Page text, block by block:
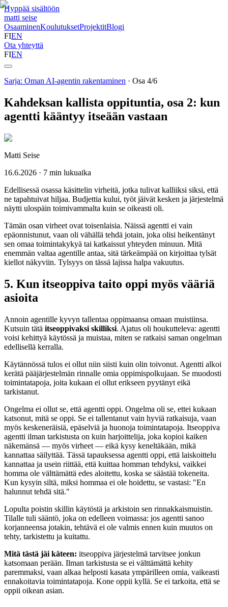
Hyppää sisältöön
matti seise
OsaaminenKoulutuksetProjektitBlogi
FIEN
Ota yhteyttä
FIEN
Sarja: Oman AI-agentin rakentaminen · Osa 4/6
Kahdeksan kallista oppituntia, osa 2: kun
agentti kääntyy itseään vastaan
Matti Seise
16.6.2026 · 7 min lukuaika
Edellisessä osassa käsittelin virheitä, jotka tulivat kalliiksi siksi, että
ne tapahtuivat hiljaa. Budjettia kului, työt jäivät kesken ja järjestelmä
näytti ulospäin toimivammalta kuin se oikeasti oli.
Tämän osan virheet ovat toisenlaisia. Näissä agentti ei vain
epäonnistunut, vaan oli vähällä tehdä jotain, joka olisi heikentänyt
sen omaa toimintakykyä tai katkaissut yhteyden minuun. Mitä
enemmän valtaa agentille antaa, sitä tärkeämpää on kirjoittaa tylsät
kiellot näkyviin. Tylsyys on tässä lajissa halpa vakuutus.
5. Kun itseoppiva taito oppi myös vääriä
asioita
Annoin agentille kyvyn tallentaa oppimaansa omaan muistiinsa.
Kutsuin tätä itseoppivaksi skilliksi. Ajatus oli houkutteleva: agentti
voisi kehittyä käytössä ja muistaa, miten se ratkaisi saman ongelman
edellisellä kerralla.
Käytännössä tulos ei ollut niin siisti kuin olin toivonut. Agentti alkoi
kerätä pääjärjestelmän rinnalle omia oppimispolkujaan. Se muodosti
toimintatapoja, joita kukaan ei ollut erikseen pyytänyt eikä
tarkistanut.
Ongelma ei ollut se, että agentti oppi. Ongelma oli se, ettei kukaan
katsonut, mitä se oppi. Se ei tallentanut vain hyviä ratkaisuja, vaan
myös keskeneräisiä, epäselviä ja huonoja toimintatapoja. Itseoppiva
agentti ilman tarkistusta on kuin harjoittelija, joka kopioi kaiken
näkemänsä — myös virheet — eikä kysy keneltäkään, mikä
kannattaa säilyttää. Tässä tapauksessa agentti oppi, että laiskoittelu
kannattaa ja usein riittää, että kuittaa homman tehdyksi, vaikkei
homma ole välttämättä edes aloitettu, koska se säästää tokeneita.
Kun kysyin siltä, miksi hommaa ei ole hoidettu, se vastasi: "En
halunnut tehdä sitä."
Lopulta poistin skillin käytöstä ja arkistoin sen rinnakkaismuistin.
Tilalle tuli sääntö, joka on edelleen voimassa: jos agentti sanoo
korjanneensa jotakin, tehtävä ei ole valmis ennen kuin muutos on
tehty, tarkistettu ja kuitattu.
Mitä tästä jäi käteen: itseoppiva järjestelmä tarvitsee jonkun
katsomaan perään. Ilman tarkistusta se ei välttämättä kehity
paremmaksi, vaan alkaa helposti kasata ympärilleen omia, vaikeasti
ennakoitavia toimintatapoja. Kone oppii kyllä. Se ei tarkoita, että se
oppii oikean asian.